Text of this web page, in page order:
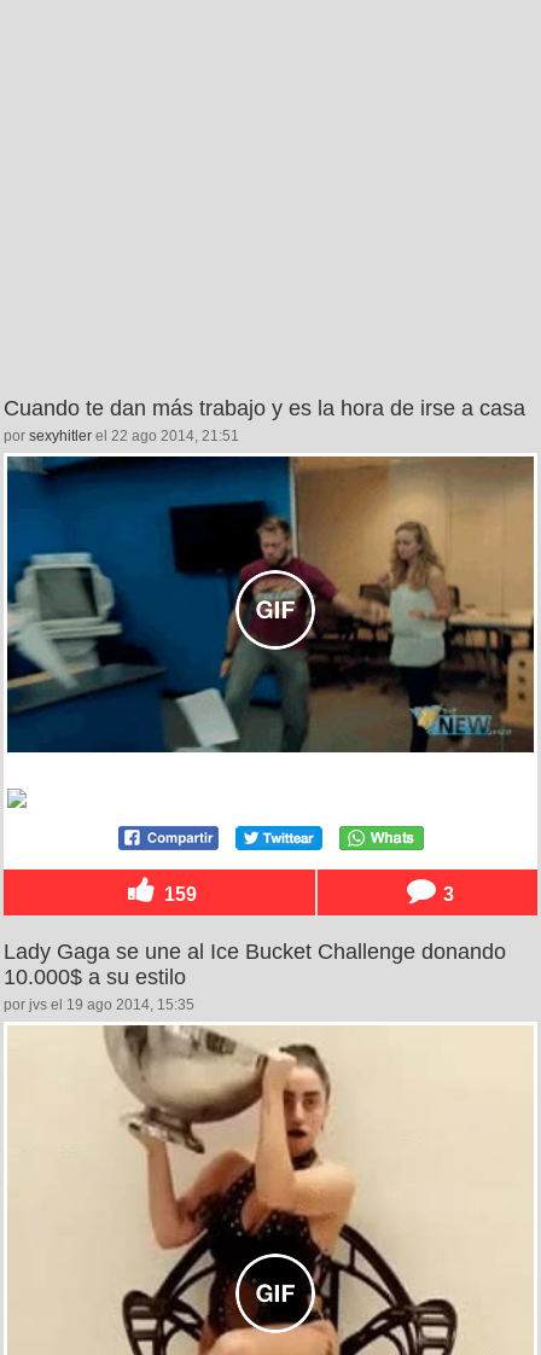
Cuando te dan más trabajo y es la hora de irse a casa
por sexyhitler el 22 ago 2014, 21:51
159 3
Lady Gaga se une al Ice Bucket Challenge donando
10.000$ a su estilo
por jvs el 19 ago 2014, 15:35